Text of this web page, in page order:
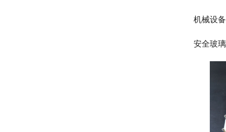
机械设
安全玻